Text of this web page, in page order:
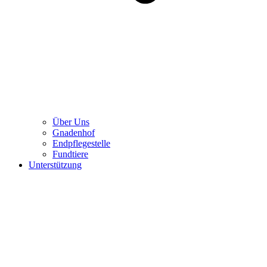
Über Uns
Gnadenhof
Endpflegestelle
Fundtiere
Unterstützung